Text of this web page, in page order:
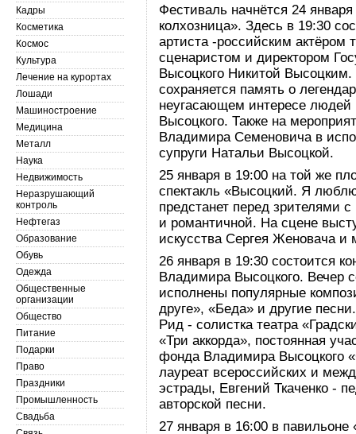
Фестиваль начнётся 24
колхозница». Здесь в 19:30
артиста -российским актёром
сценаристом и директором
Высоцкого Никитой Высоцким.
сохраняется память о
неугасающем интересе людей
Высоцкого. Также на
Владимира Семеновича в
супруги Натальи Высоцкой.
25 января в 19:00 на той же
спектакль «Высоцкий. Я
предстанет перед зрителями
и романтичной. На сцене
искусства Сергея Женовача и
26 января в 19:30 состоится
Владимира Высоцкого. Вечер
исполнены популярные
друге», «Беда» и другие
Рид - солистка театра
«Три аккорда», постоянная
фонда Владимира Высоцкого
лауреат всероссийских и
эстрады, Евгений Ткаченко -
авторской песни.
27 января в 16:00 в
Кадры
Косметика
Космос
Культура
Лечение на курортах
Лошади
Машиностроение
Медицина
Металл
Наука
Недвижимость
Неразрушающий
контроль
Нефтегаз
Образование
Обувь
Одежда
Общественные
организации
Общество
Питание
Подарки
Право
Праздники
Промышленность
Свадьба